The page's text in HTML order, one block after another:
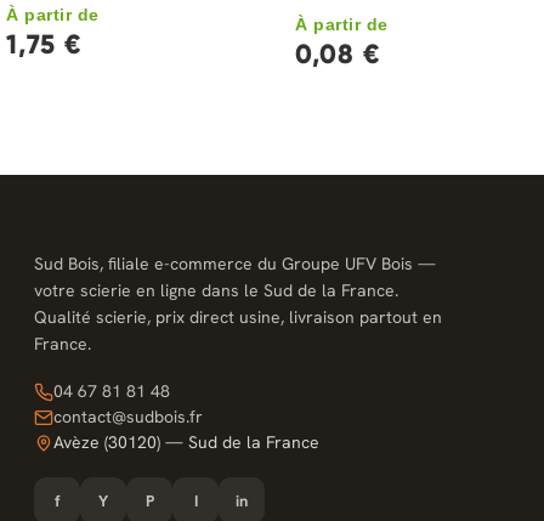
À partir de
1,75 €
À partir de
0,08 €
Sud Bois, filiale e-commerce du Groupe UFV Bois —
votre scierie en ligne dans le Sud de la France.
Qualité scierie, prix direct usine, livraison partout en
France.
04 67 81 81 48
contact@sudbois.fr
Avèze (30120) — Sud de la France
f Y P I in